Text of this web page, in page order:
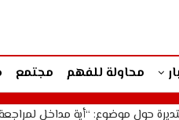
محاولة للفهم مجتمع
“أية مداخل لمراجعة القانون 31.13 المتعلق بالحق